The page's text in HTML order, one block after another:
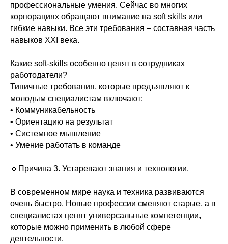
профессиональные умения. Сейчас во многих
корпорациях обращают внимание на soft skills или
гибкие навыки. Все эти требования – составная часть
навыков XXI века.
Какие soft-skills особенно ценят в сотрудниках
работодатели?
Типичные требования, которые предъявляют к
молодым специалистам включают:
• Коммуникабельность
• Ориентацию на результат
• Системное мышление
• Умение работать в команде
🔹Причина 3. Устаревают знания и технологии.
В современном мире наука и техника развиваются
очень быстро. Новые профессии сменяют старые, а в
специалистах ценят универсальные компетенции,
которые можно применить в любой сфере
деятельности.